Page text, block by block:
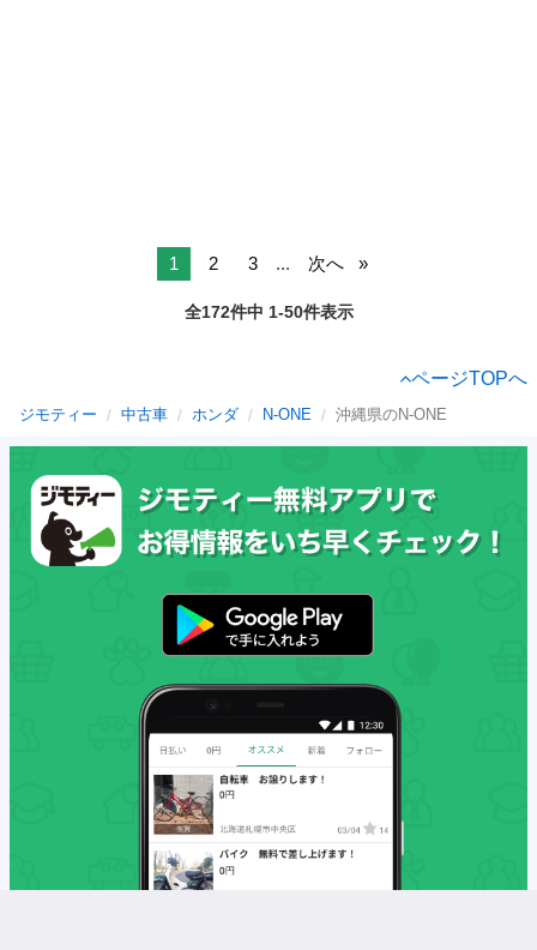
1 2 3 ... 次へ
全172件中 1-50件表示
ページTOPへ
ジモティー 中古車 ホンダ N-ONE 沖縄県のN-ONE